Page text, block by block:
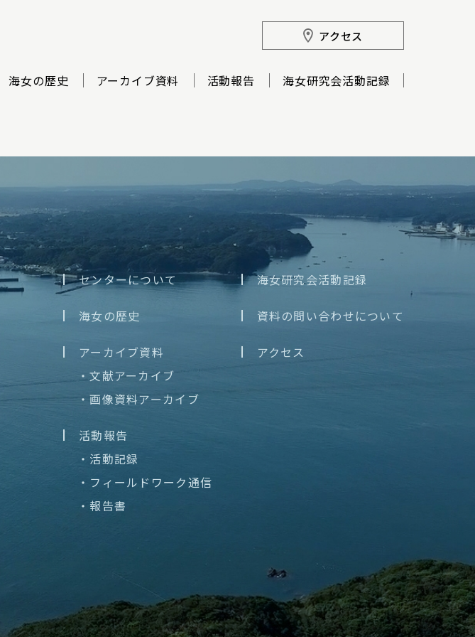
アクセス
海女の歴史 アーカイブ資料 活動報告 海女研究会活動記録
センターについて
海女の歴史
アーカイブ資料
・文献アーカイブ
・画像資料アーカイブ
活動報告
・活動記録
・フィールドワーク通信
・報告書
海女研究会活動記録
資料の問い合わせについて
アクセス